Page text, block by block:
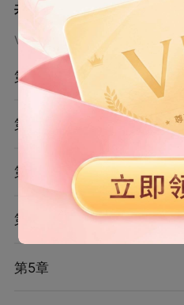
共 8 章
VIP章節可通過金幣購買提前點讀
第1章
第2章
第3章
第4章
第5章